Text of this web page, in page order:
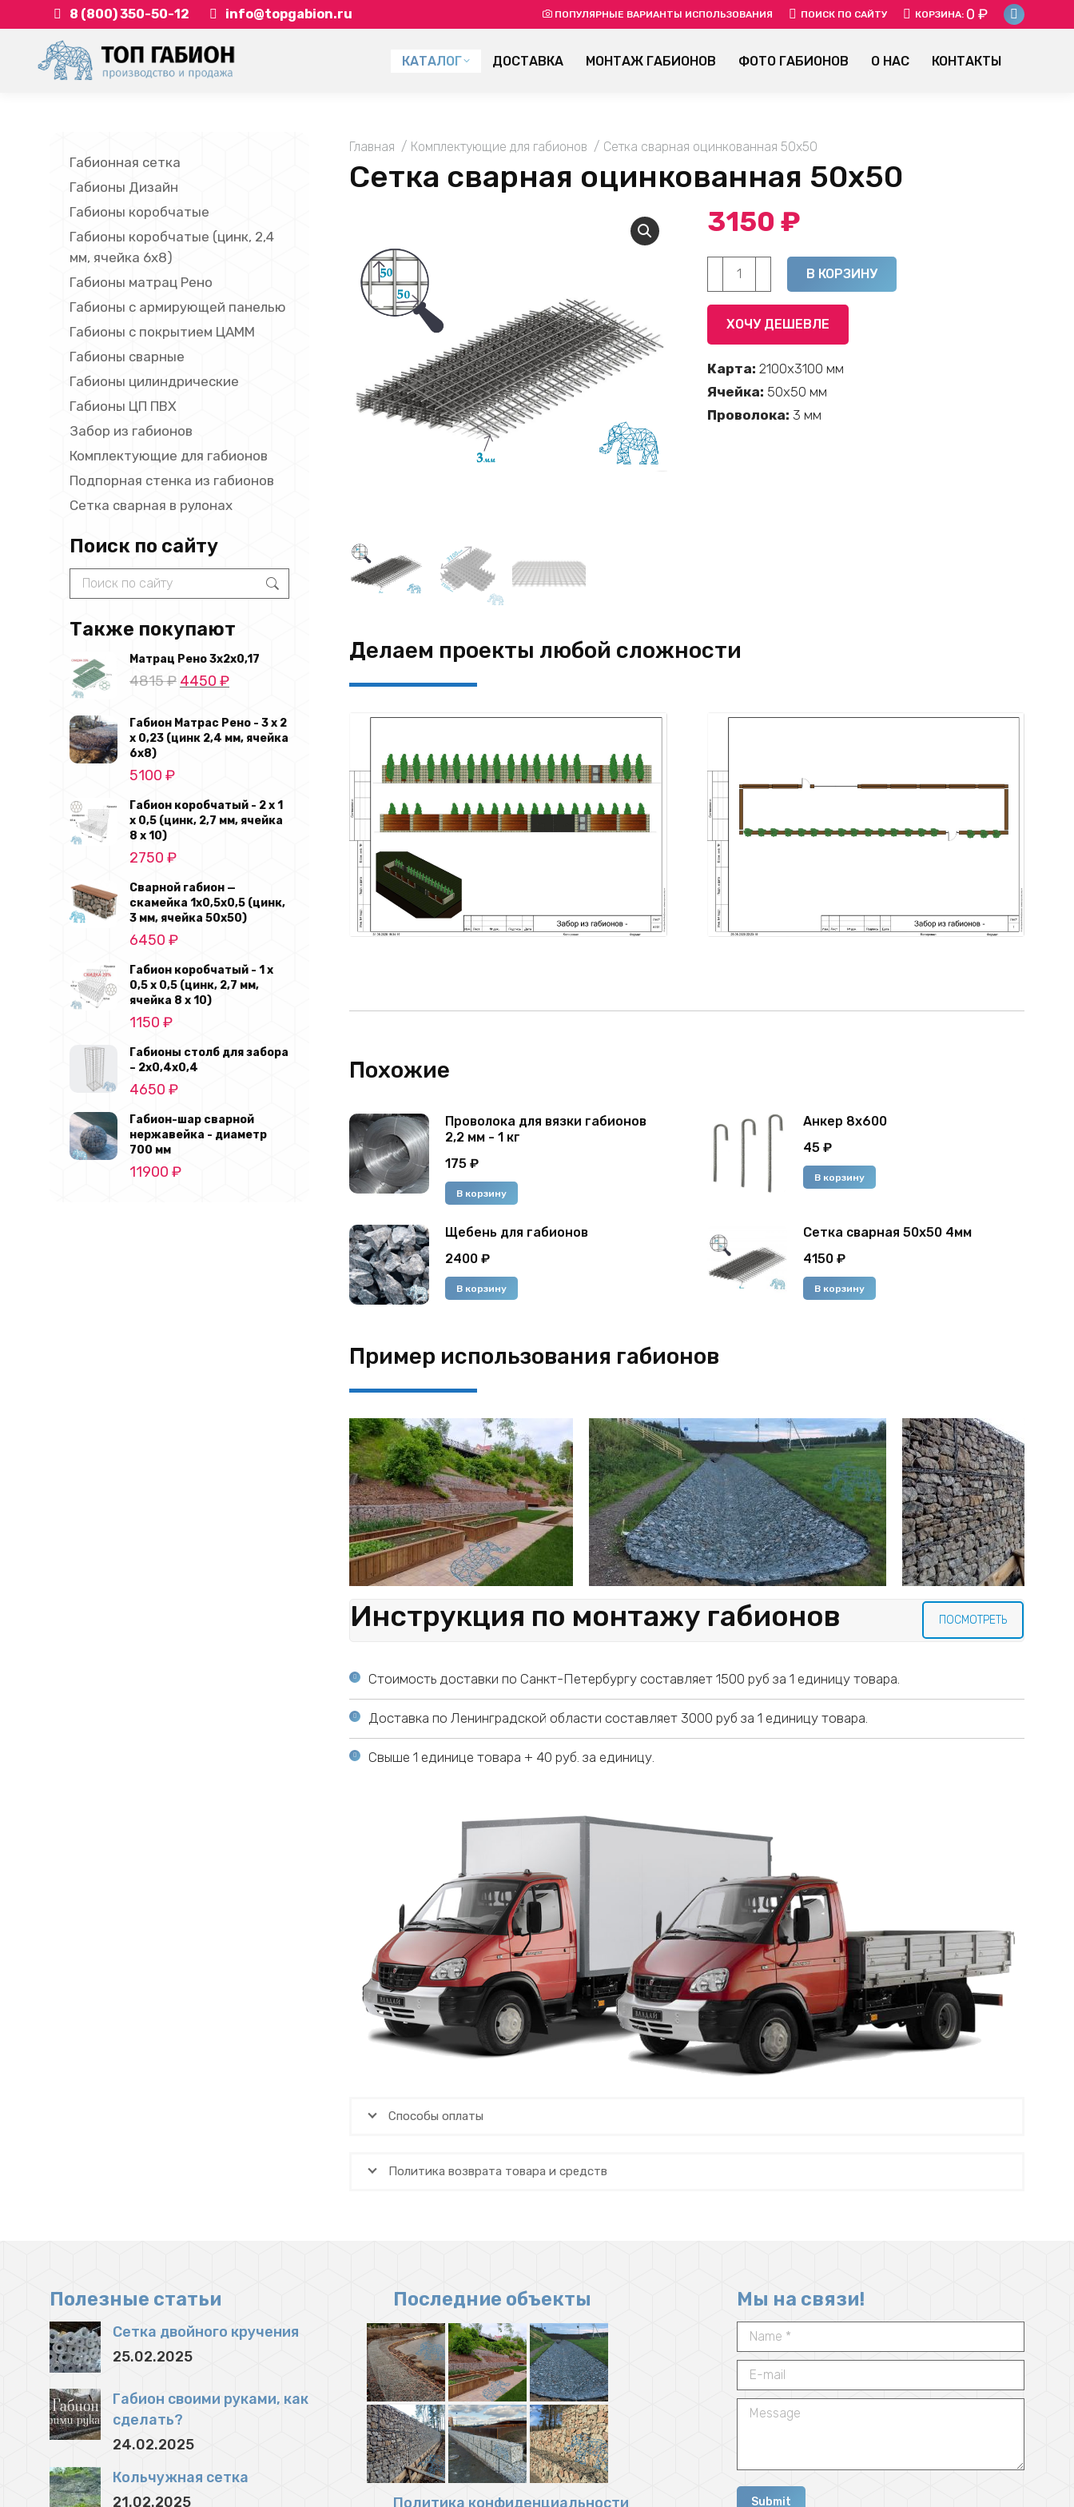
8 (800) 350-50-12 info@topgabion.ru ПОПУЛЯРНЫЕ ВАРИАНТЫ ИСПОЛЬЗОВАНИЯ SEARCH:
ПОИСК ПО САЙТУ КОРЗИНА: 0 ₽
КАТАЛОГ ДОСТАВКА МОНТАЖ ГАБИОНОВ ФОТО ГАБИОНОВ О НАС КОНТАКТЫ
You are here:
Главная Комплектующие для габионов Сетка сварная оцинкованная 50х50
Сетка сварная оцинкованная 50х50
3150 ₽
Количество
товара
оцинкованная
50х50
В КОРЗИНУ
ХОЧУ ДЕШЕВЛЕ
Карта: 2100х3100 мм
Ячейка: 50х50 мм
Проволока: 3 мм
Делаем проекты любой сложности
Похожие
Проволока для вязки габионов
2,2 мм - 1 кг
175 ₽
В корзину
Анкер 8х600
45 ₽
В корзину
Щебень для габионов
2400 ₽
В корзину
Сетка сварная 50х50 4мм
4150 ₽
В корзину
Пример использования габионов
Инструкция по монтажу габионов ПОСМОТРЕТЬ
Стоимость доставки по Санкт-Петербургу составляет 1500 руб за 1 единицу товара.
Доставка по Ленинградской области составляет 3000 руб за 1 единицу товара.
Свыше 1 единице товара + 40 руб. за единицу.
Способы оплаты
Политика возврата товара и средств
Габионная сетка
Габионы Дизайн
Габионы коробчатые
Габионы коробчатые (цинк, 2,4
мм, ячейка 6х8)
Габионы матрац Рено
Габионы с армирующей панелью
Габионы с покрытием ЦАММ
Габионы сварные
Габионы цилиндрические
Габионы ЦП ПВХ
Забор из габионов
Комплектующие для габионов
Подпорная стенка из габионов
Сетка сварная в рулонах
Поиск по сайту
Search:
Также покупают
Матрац Рено 3х2х0,17
4815₽ Первоначальная
составляла
4815 ₽.
4450 ₽Текущая
4450 ₽.
Габион Матрас Рено - 3 х 2
х 0,23 (цинк 2,4 мм, ячейка
6х8)
5100 ₽
Габион коробчатый - 2 х 1
х 0,5 (цинк, 2,7 мм, ячейка
8 х 10)
2750 ₽
Сварной габион —
скамейка 1х0,5х0,5 (цинк,
3 мм, ячейка 50х50)
6450 ₽
Габион коробчатый - 1 х
0,5 х 0,5 (цинк, 2,7 мм,
ячейка 8 х 10)
1150 ₽
Габионы столб для забора
– 2х0,4х0,4
4650 ₽
Габион-шар сварной
нержавейка - диаметр
700 мм
11900 ₽
Полезные статьи
Сетка двойного кручения
25.02.2025
Габион своими руками, как
сделать?
24.02.2025
Кольчужная сетка
21.02.2025
Последние объекты
Политика конфиденциальности
Мы на связи!
Name *
E-mail
Message
Submit